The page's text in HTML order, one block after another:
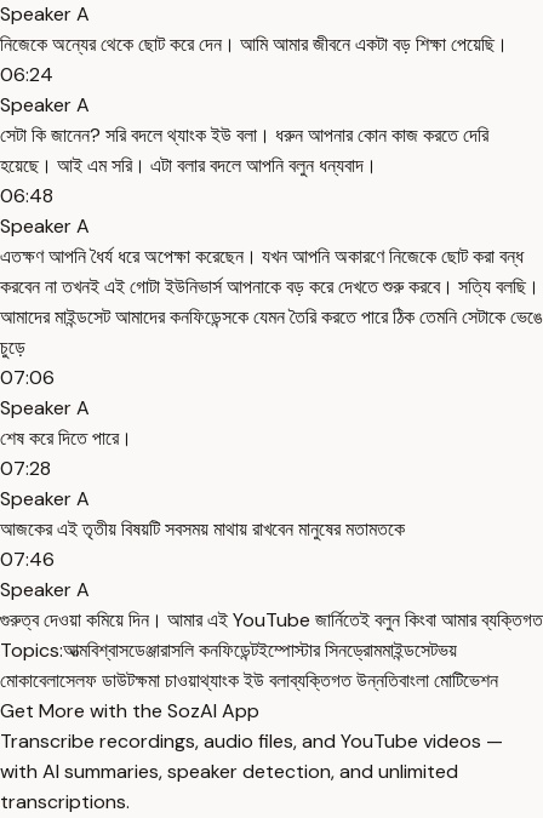
Speaker A
নিজেকে অন্যের থেকে ছোট করে দেন। আমি আমার জীবনে একটা বড় শিক্ষা পেয়েছি।
06:24
Speaker A
সেটা কি জানেন? সরি বদলে থ্যাংক ইউ বলা। ধরুন আপনার কোন কাজ করতে দেরি
হয়েছে। আই এম সরি। এটা বলার বদলে আপনি বলুন ধন্যবাদ।
06:48
Speaker A
এতক্ষণ আপনি ধৈর্য ধরে অপেক্ষা করেছেন। যখন আপনি অকারণে নিজেকে ছোট করা বন্ধ
করবেন না তখনই এই গোটা ইউনিভার্স আপনাকে বড় করে দেখতে শুরু করবে। সত্যি বলছি।
আমাদের মাইন্ডসেট আমাদের কনফিডেন্সকে যেমন তৈরি করতে পারে ঠিক তেমনি সেটাকে ভেঙে
চুড়ে
07:06
Speaker A
শেষ করে দিতে পারে।
07:28
Speaker A
আজকের এই তৃতীয় বিষয়টি সবসময় মাথায় রাখবেন মানুষের মতামতকে
07:46
Speaker A
গুরুত্ব দেওয়া কমিয়ে দিন। আমার এই YouTube জার্নিতেই বলুন কিংবা আমার ব্যক্তিগত
Topics:আত্মবিশ্বাসডেঞ্জারাসলি কনফিডেন্টইম্পোস্টার সিনড্রোমমাইন্ডসেটভয়
মোকাবেলাসেলফ ডাউটক্ষমা চাওয়াথ্যাংক ইউ বলাব্যক্তিগত উন্নতিবাংলা মোটিভেশন
Get More with the SozAI App
Transcribe recordings, audio files, and YouTube videos —
with AI summaries, speaker detection, and unlimited
transcriptions.